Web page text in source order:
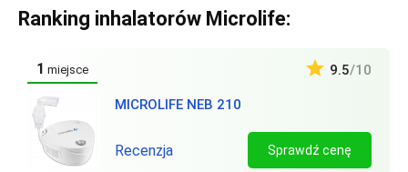
Ranking inhalatorów Microlife:
1 miejsce
MICROLIFE NEB 210
9.5/10
Recenzja Sprawdź cenę